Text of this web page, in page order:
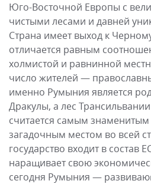
Юго-Восточной Европы с
чистыми лесами и давней
Страна имеет выход к
отличается равным
холмистой и равнинной
число жителей —
именно Румыния является
Дракулы, а лес
считается самым
загадочным местом во всей
государство входит в состав
наращивает свою
сегодня Румыния —